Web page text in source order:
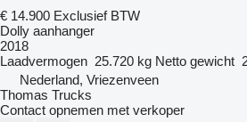
€ 14.900 Exclusief BTW
Dolly aanhanger
2018
Laadvermogen 25.720 kg Netto gewicht
Nederland, Vriezenveen
Thomas Trucks
Contact opnemen met verkoper